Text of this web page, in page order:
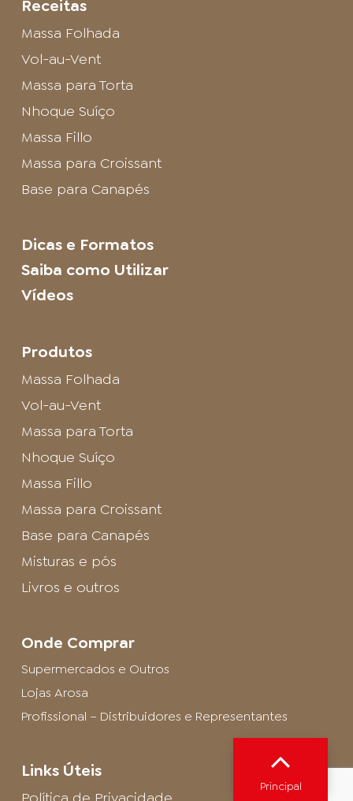
Receitas
Massa Folhada
Vol-au-Vent
Massa para Torta
Nhoque Suíço
Massa Fillo
Massa para Croissant
Base para Canapés
Dicas e Formatos
Saiba como Utilizar
Vídeos
Produtos
Massa Folhada
Vol-au-Vent
Massa para Torta
Nhoque Suíço
Massa Fillo
Massa para Croissant
Base para Canapés
Misturas e pós
Livros e outros
Onde Comprar
Supermercados e Outros
Lojas Arosa
Profissional – Distribuidores e Representantes
Links Úteis
Principal